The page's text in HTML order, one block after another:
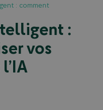
: comment
:
vos